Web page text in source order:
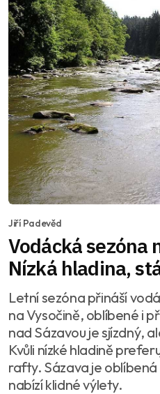
Jiří Padevěd
Vodácká sezóna
Nízká hladina,
Letní sezóna přináší
na Vysočině, oblíbené i
nad Sázavou je sjízdný,
Kvůli nízké hladině
rafty. Sázava je
nabízí klidné výlety.